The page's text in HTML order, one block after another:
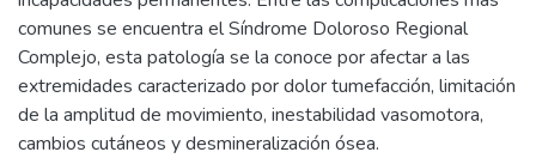
comunes se encuentra el Síndrome Doloroso Regional
Complejo, esta patología se la conoce por afectar a las
extremidades caracterizado por dolor tumefacción, limitación
de la amplitud de movimiento, inestabilidad vasomotora,
cambios cutáneos y desmineralización ósea.